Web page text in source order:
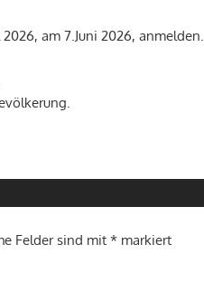
am 7.Juni 2026, anmelden.
Felder sind mit* markiert